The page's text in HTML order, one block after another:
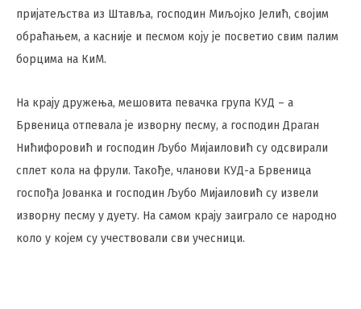
пријатељства из Штавља, господин Миљојко Јелић, својим
обраћањем, а касније и песмом коју је посветио свим палим
борцима на КиМ.
На крају дружења, мешовита певачка група КУД – а
Брвеница отпевала је изворну песму, а господин Драган
Нићифоровић и господин Љубо Мијаиловић су одсвирали
сплет кола на фрули. Такође, чланови КУД-а Брвеница
госпођа Јованка и господин Љубо Мијаиловић су извели
изворну песму у дуету. На самом крају заиграло се народно
коло у којем су учествовали сви учесници.